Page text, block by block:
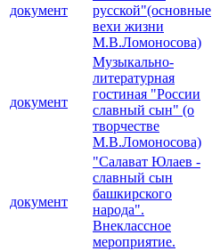
документ
русской"(основные
вехи жизни
М.В.Ломоносова)
документ
Музыкально-
литературная
гостиная "России
славный сын" (о
творчестве
М.В.Ломоносова)
документ
"Салават Юлаев -
славный сын
башкирского
народа".
Внеклассное
мероприятие.